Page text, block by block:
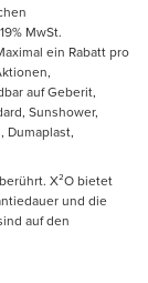
MwSt.
ein Rabatt pro
auf Geberit,
Sunshower,
Dumaplast,
X²O bietet
und die
auf den